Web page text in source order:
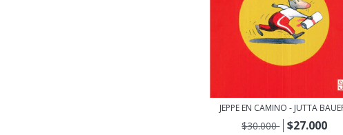
JEPPE EN CAMINO - JUTTA
$30.000 $27.000